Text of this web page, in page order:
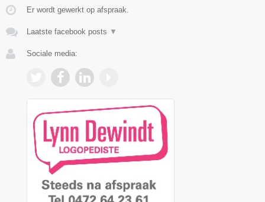
Er wordt gewerkt op afspraak.
Laatste facebook posts ▼
Sociale media: